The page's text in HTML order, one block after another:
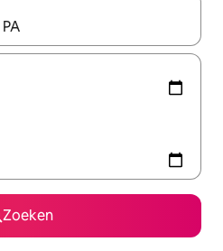
zijn, maak je een keuze
Zoeken